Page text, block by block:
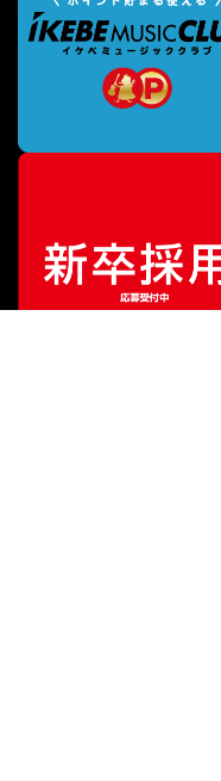
販売価格¥880 （税